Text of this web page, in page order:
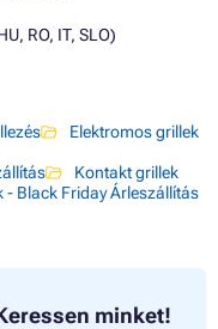
RO, IT, SLO)
Elektromos grillek
Kontakt grillek
- Black Friday Árleszállítás
minket!